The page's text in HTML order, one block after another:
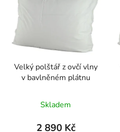
Velký polštář z ovčí vlny
v bavlněném plátnu
Skladem
2 890 Kč